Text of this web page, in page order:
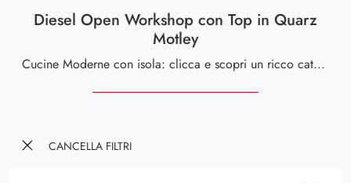
CANCELLA FILTRI
Diesel Open Workshop con Top in Quarz
Motley
Cucine Moderne con isola: clicca e scopri un ricco catalogo di soluzioni dell'azienda Scavolini, tra cui il modello Diesel Open Workshop con Top in ...